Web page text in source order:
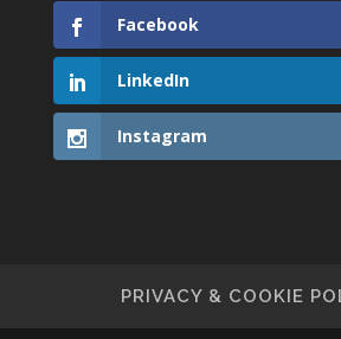
Facebook
LinkedIn
Instagram
PRIVACY & COOKIE